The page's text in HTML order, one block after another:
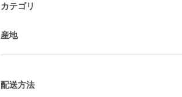
カテゴリ
産地
配送方法